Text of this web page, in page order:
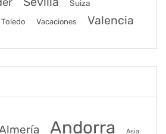
Suiza
Toledo Vacaciones Valencia
Andorra Asia